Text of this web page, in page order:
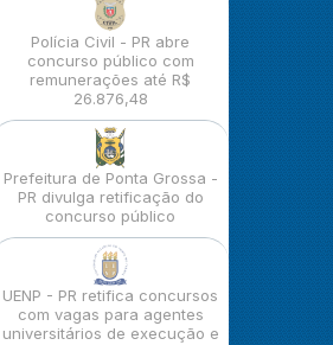
Polícia Civil - PR abre
concurso público com
remunerações até R$
26.876,48
Prefeitura de Ponta Grossa -
PR divulga retificação do
concurso público
UENP - PR retifica concursos
com vagas para agentes
universitários de execução e